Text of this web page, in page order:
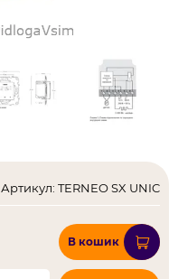
Артикул: TERNEO SX UNIC
В кошик